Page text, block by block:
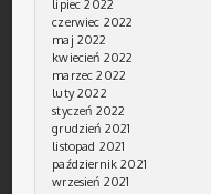
lipiec 2022
czerwiec 2022
maj 2022
kwiecień 2022
marzec 2022
luty 2022
styczeń 2022
grudzień 2021
listopad 2021
październik 2021
wrzesień 2021